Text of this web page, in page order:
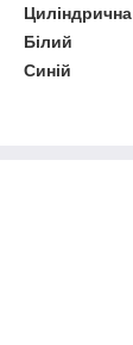
Циліндрична
Білий
Синій